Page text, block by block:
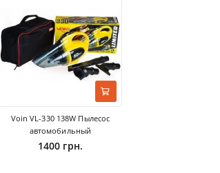
Voin VL-330 138W Пылесос
автомобильный
1400 грн.